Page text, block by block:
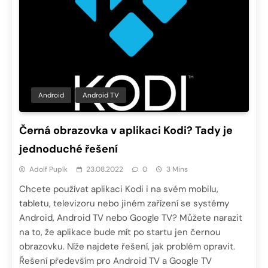
Android Android TV
Černá obrazovka v aplikaci Kodi? Tady je
jednoduché řešení
Adolf Pupík 23.08.2022 0 3 Mins
Chcete používat aplikaci Kodi i na svém mobilu,
tabletu, televizoru nebo jiném zařízení se systémy
Android, Android TV nebo Google TV? Můžete narazit
na to, že aplikace bude mít po startu jen černou
obrazovku. Níže najdete řešení, jak problém opravit.
Řešení především pro Android TV a Google TV